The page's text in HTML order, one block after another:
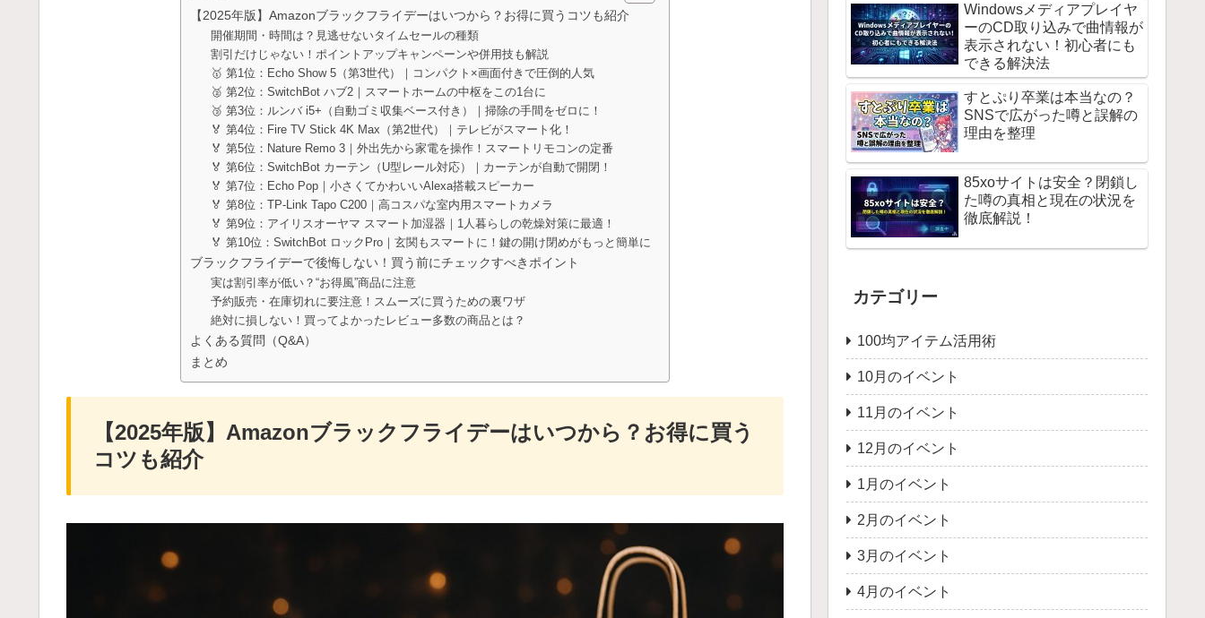
【2025年版】Amazonブラックフライデーはいつから？お得に買うコツも紹介
開催期間・時間は？見逃せないタイムセールの種類
割引だけじゃない！ポイントアップキャンペーンや併用技も解説
🥇 第1位：Echo Show 5（第3世代）｜コンパクト×画面付きで圧倒的人気
🥈 第2位：SwitchBot ハブ2｜スマートホームの中枢をこの1台に
🥉 第3位：ルンバ i5+（自動ゴミ収集ベース付き）｜掃除の手間をゼロに！
🏅 第4位：Fire TV Stick 4K Max（第2世代）｜テレビがスマート化！
🏅 第5位：Nature Remo 3｜外出先から家電を操作！スマートリモコンの定番
🏅 第6位：SwitchBot カーテン（U型レール対応）｜カーテンが自動で開閉！
🏅 第7位：Echo Pop｜小さくてかわいいAlexa搭載スピーカー
🏅 第8位：TP-Link Tapo C200｜高コスパな室内用スマートカメラ
🏅 第9位：アイリスオーヤマ スマート加湿器｜1人暮らしの乾燥対策に最適！
🏅 第10位：SwitchBot ロックPro｜玄関もスマートに！鍵の開け閉めがもっと簡単に
ブラックフライデーで後悔しない！買う前にチェックすべきポイント
実は割引率が低い？“お得風”商品に注意
予約販売・在庫切れに要注意！スムーズに買うための裏ワザ
絶対に損しない！買ってよかったレビュー多数の商品とは？
よくある質問（Q&A）
まとめ
【2025年版】Amazonブラックフライデーはいつから？お得に買う
コツも紹介
Windowsメディアプレイヤ
ーのCD取り込みで曲情報が
表示されない！初心者にも
できる解決法
すとぷり卒業は本当なの？
SNSで広がった噂と誤解の
理由を整理
85xoサイトは安全？閉鎖し
た噂の真相と現在の状況を
徹底解説！
カテゴリー
100均アイテム活用術
10月のイベント
11月のイベント
12月のイベント
1月のイベント
2月のイベント
3月のイベント
4月のイベント